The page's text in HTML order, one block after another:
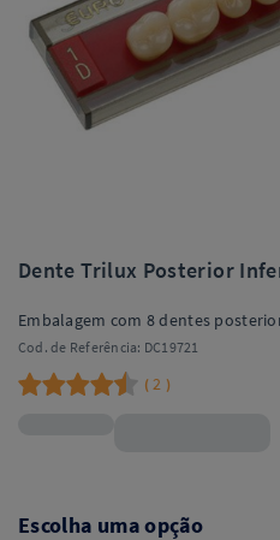
Dente Trilux Posterior
Embalagem com 8 dentes
Cod. de Referência: DC19721
( 2 )
Escolha uma opção